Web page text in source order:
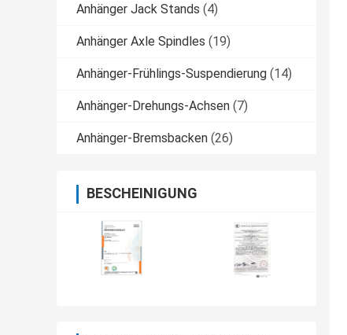
Anhänger Jack Stands (4)
Anhänger Axle Spindles (19)
Anhänger-Frühlings-Suspendierung (14)
Anhänger-Drehungs-Achsen (7)
Anhänger-Bremsbacken (26)
BESCHEINIGUNG